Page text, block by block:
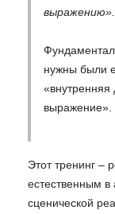
выражению».
нужны были
«внутренняя
выражение».
Этот тренинг –
естественным
сценической